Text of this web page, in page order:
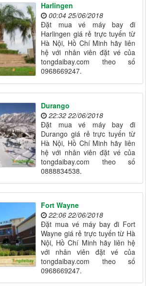
Harlingen
00:04 25/06/2018
Đặt mua vé máy bay đi
Harlingen giá rẻ trực tuyến từ
Hà Nội, Hồ Chí Minh hãy liên
hệ với nhân viên đặt vé của
tongdaibay.com theo số
0968669247.
Durango
22:32 22/06/2018
Đặt mua vé máy bay đi
Durango giá rẻ trực tuyến từ
Hà Nội, Hồ Chí Minh hãy liên
hệ với nhân viên đặt vé của
tongdaibay.com theo số
0888834538.
Fort Wayne
22:06 22/06/2018
Đặt mua vé máy bay đi Fort
Wayne giá rẻ trực tuyến từ Hà
Nội, Hồ Chí Minh hãy liên hệ
với nhân viên đặt vé của
tongdaibay.com theo số
0968669247.